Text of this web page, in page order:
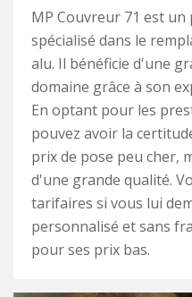
MP Couvreur 71 est
spécialisé dans le
alu. Il bénéficie d'une
domaine grâce à son
En optant pour les
pouvez avoir la
prix de pose peu cher,
d'une grande qualité.
tarifaires si vous lui
personnalisé et sans
pour ses prix bas.